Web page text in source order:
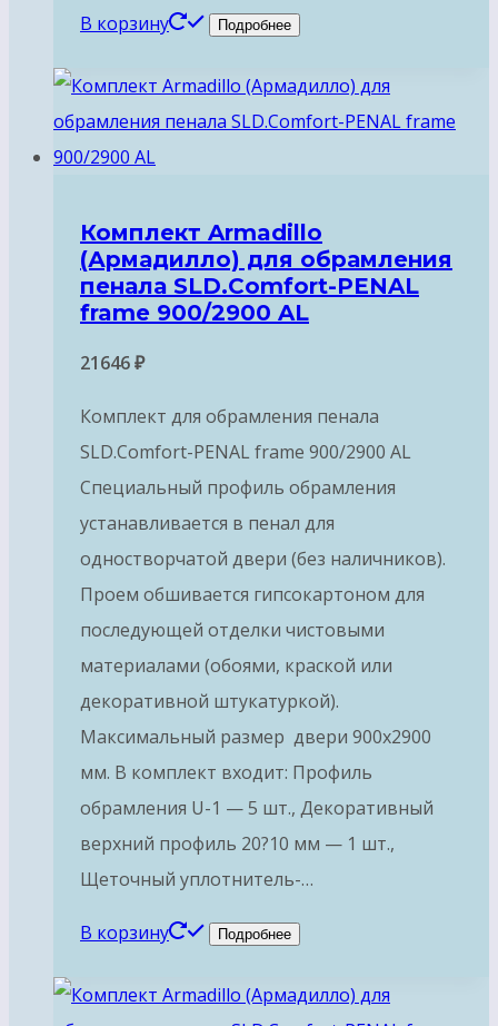
В корзину Подробнее
Комплект Armadillo
(Армадилло) для обрамления
пенала SLD.Comfort-PENAL
frame 900/2900 AL
21646₽
Комплект для обрамления пенала
SLD.Comfort-PENAL frame 900/2900 AL
Специальный профиль обрамления
устанавливается в пенал для
одностворчатой двери (без наличников).
Проем обшивается гипсокартоном для
последующей отделки чистовыми
материалами (обоями, краской или
декоративной штукатуркой).
Максимальный размер двери 900х2900
мм. В комплект входит: Профиль
обрамления U-1 — 5 шт., Декоративный
верхний профиль 20?10 мм — 1 шт.,
Щеточный уплотнитель-…
В корзину Подробнее